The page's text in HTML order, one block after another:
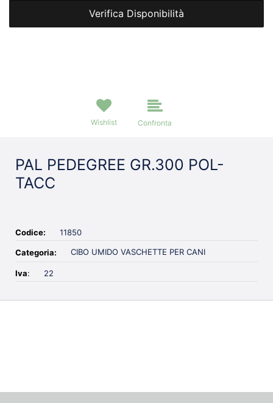
Verifica Disponibilità
Wishlist Confronta
PAL PEDEGREE GR.300 POL-
TACC
Codice: 11850
Categoria: CIBO UMIDO VASCHETTE PER CANI
Iva: 22